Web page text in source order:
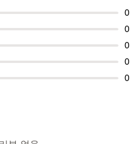
0
0
0
0
0